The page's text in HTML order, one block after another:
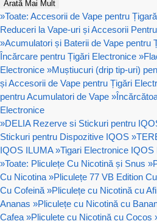
Arată Mai Mult
»Toate: Accesorii de Vape pentru
Reduceri la Vape-uri și Accesorii
»Acumulatori și Baterii de Vape pentru
Încărcare pentru Țigări Electronice »
Electronice »Muștiucuri (drip tip-uri)
și Accesorii de Vape pentru Țigări
pentru Acumulatori de Vape »
Electronice
»DELIA Rezerve si Stickuri pentru
Stickuri pentru Dispozitive IQOS »
IQOS ILUMA »Tigari Electronice IQOS
»Toate: Pliculețe Cu Nicotină și Snus »
Cu Nicotina »Pliculețe 77 VB Edition
Cu Cofeină »Pliculețe cu Nicotină cu
Ananas »Pliculețe cu Nicotină cu
Cafea »Pliculețe cu Nicotină cu Cocos